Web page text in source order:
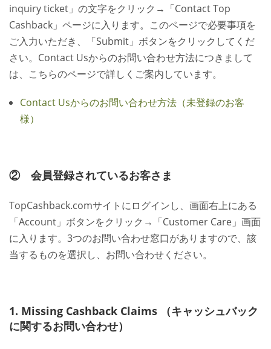
inquiry ticket」の文字をクリック→「Contact Top
Cashback」ページに入ります。このページで必要事項を
ご入力いただき、「Submit」ボタンをクリックしてくだ
さい。Contact Usからのお問い合わせ方法につきまして
は、こちらのページで詳しくご案内しています。
Contact Usからのお問い合わせ方法（未登録のお客
様）
② 会員登録されているお客さま
TopCashback.comサイトにログインし、画面右上にある
「Account」ボタンをクリック→「Customer Care」画面
に入ります。3つのお問い合わせ窓口がありますので、該
当するものを選択し、お問い合わせください。
1. Missing Cashback Claims （キャッシュバック
に関するお問い合わせ）